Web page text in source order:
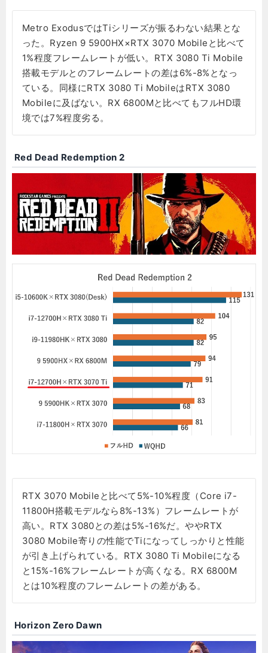
Metro ExodusではTiシリーズが振るわない結果とな
った。Ryzen 9 5900HX×RTX 3070 Mobileと比べて
1%程度フレームレートが低い。RTX 3080 Ti Mobile
搭載モデルとのフレームレートの差は6%-8%となっ
ている。同様にRTX 3080 Ti MobileはRTX 3080
Mobileに及ばない。RX 6800Mと比べてもフルHD環
境では7%程度劣る。
Red Dead Redemption 2
RTX 3070 Mobileと比べて5%-10%程度（Core i7-
11800H搭載モデルなら8%-13%）フレームレートが
高い。RTX 3080との差は5%-16%だ。ややRTX
3080 Mobile寄りの性能でTiになってしっかりと性能
が引き上げられている。RTX 3080 Ti Mobileになる
と15%-16%フレームレートが高くなる。RX 6800M
とは10%程度のフレームレートの差がある。
Horizon Zero Dawn